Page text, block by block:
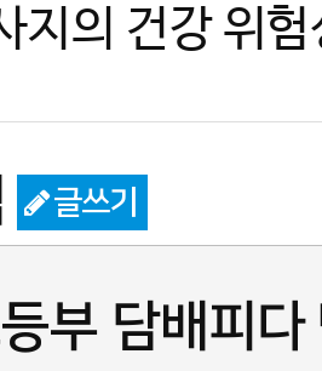
지의 건강 위험
글쓰기
부 담배피